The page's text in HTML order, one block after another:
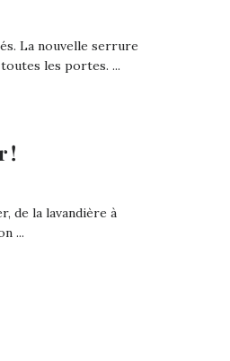
La nouvelle serrure
les portes. ...
!
de la lavandière à
...